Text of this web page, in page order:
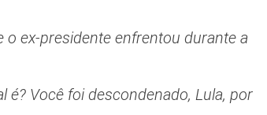
ex-presidente enfrentou durante a
é? Você foi descondenado, Lula, por